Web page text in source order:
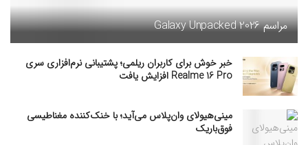
مراسم Galaxy Unpacked 2026
خبر خوش برای کاربران ریلمی؛ پشتیبانی نرم‌افزاری سری
Realme 16 Pro افزایش یافت
مینی‌هیولای وان‌پلاس می‌آید؛ با خنک‌کننده مغناطیسی
فوق‌باریک